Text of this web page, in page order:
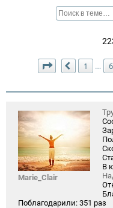
Страница 63 из
Пред.
1 …
Marie_Clair
В
Поблагодарили: 351 раз